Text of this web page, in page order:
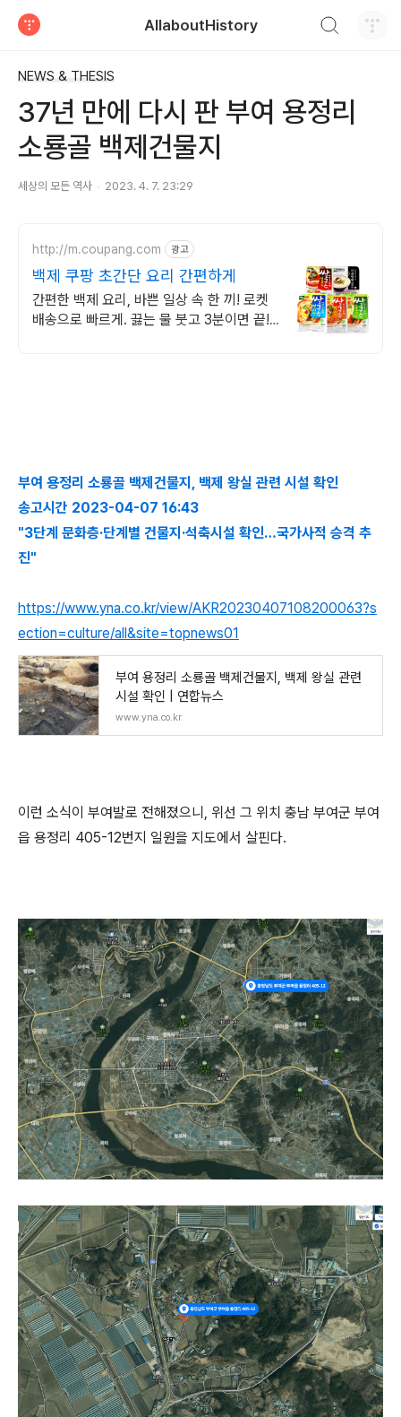
AllaboutHistory
NEWS & THESIS
37년 만에 다시 판 부여 용정리
소룡골 백제건물지
세상의 모든 역사 2023. 4. 7. 23:29
http://m.coupang.com 광고
백제 쿠팡 초간단 요리 간편하게
간편한 백제 요리, 바쁜 일상 속 한 끼! 로켓
배송으로 빠르게. 끓는 물 붓고 3분이면 끝!
부여 용정리 소룡골 백제건물지, 백제 왕실 관련 시설 확인
송고시간 2023-04-07 16:43
"3단계 문화층·단계별 건물지·석축시설 확인…국가사적 승격 추
진"
https://www.yna.co.kr/view/AKR20230407108200063?s
ection=culture/all&site=topnews01
부여 용정리 소룡골 백제건물지, 백제 왕실 관련
시설 확인 | 연합뉴스
www.yna.co.kr
이런 소식이 부여발로 전해졌으니, 위선 그 위치 충남 부여군 부여
읍 용정리 405-12번지 일원을 지도에서 살핀다.